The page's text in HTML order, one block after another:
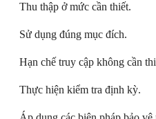
Thu thập ở mức cần thiết.
Sử dụng đúng mục đích.
Hạn chế truy cập không cần
Thực hiện kiểm tra định kỳ.